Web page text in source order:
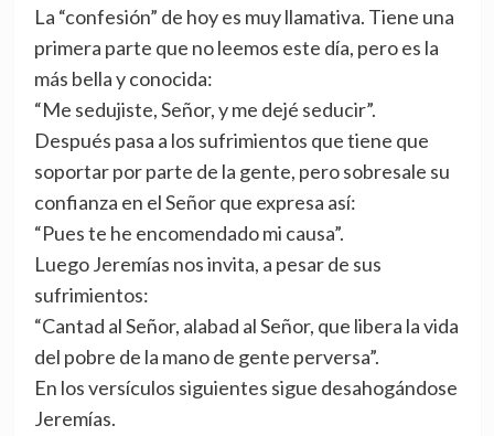
La “confesión” de hoy es muy llamativa. Tiene una
primera parte que no leemos este día, pero es la
más bella y conocida:
“Me sedujiste, Señor, y me dejé seducir”.
Después pasa a los sufrimientos que tiene que
soportar por parte de la gente, pero sobresale su
confianza en el Señor que expresa así:
“Pues te he encomendado mi causa”.
Luego Jeremías nos invita, a pesar de sus
sufrimientos:
“Cantad al Señor, alabad al Señor, que libera la vida
del pobre de la mano de gente perversa”.
En los versículos siguientes sigue desahogándose
Jeremías.